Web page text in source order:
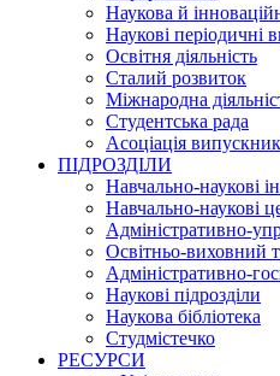
Наукова й
Наукові періодичні
Освітня діяльність
Сталий розвиток
Міжнародна
Студентська рада
Асоціація
ПІДРОЗДІЛИ
Навчально-наукові
Навчально-наукові
Адміністративно-
Освітньо-виховний
Адміністративно-
Наукові підрозділи
Наукова бібліотека
Студмістечко
РЕСУРСИ